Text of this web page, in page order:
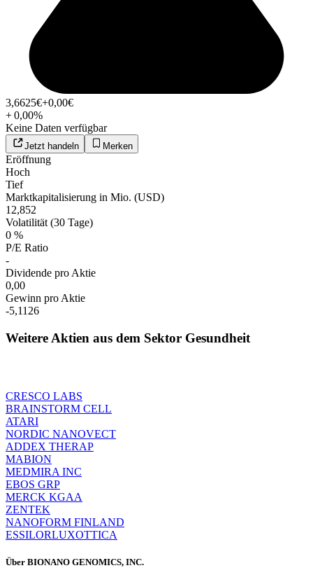
3,6625€+0,00€
+0,00%
Keine Daten verfügbar
Jetzt handeln Merken
Eröffnung
Hoch
Tief
Marktkapitalisierung in Mio. (USD)
12,852
Volatilität (30 Tage)
0 %
P/E Ratio
-
Dividende pro Aktie
0,00
Gewinn pro Aktie
-5,1126
Weitere Aktien aus dem Sektor Gesundheit
CRESCO LABS
BRAINSTORM CELL
ATARI
NORDIC NANOVECT
ADDEX THERAP
MABION
MEDMIRA INC
EBOS GRP
MERCK KGAA
ZENTEK
NANOFORM FINLAND
ESSILORLUXOTTICA
Über BIONANO GENOMICS, INC.